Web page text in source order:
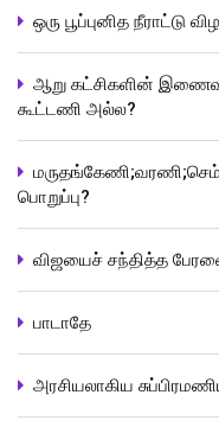
ஒரு பூப்புனித நீராட்டு
ஆறு கட்சிகளின்
கூட்டணி அல்ல?
பொறுப்பு?
விஜயைச் சந்தித்த
பாடாதே
அரசியலாகிய